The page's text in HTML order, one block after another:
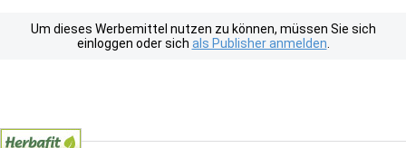
Um dieses Werbemittel nutzen zu können, müssen Sie sich
einloggen oder sich als Publisher anmelden